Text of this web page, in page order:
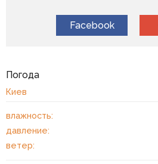
Facebook
Погода
Киев
влажность:
давление:
ветер: